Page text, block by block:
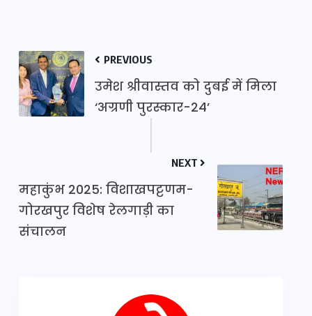
PREVIOUS
उमेश श्रीवास्तव को दुबई में मिला
‘अग्रणी पुरस्कार-24’
NEXT
महाकुंभ 2025: विशाखपट्टणम-
गोरखपुर विशेष रेलगाड़ी का
संचालन